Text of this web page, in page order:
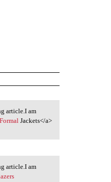
article.I am
Jackets</a>
article.I am